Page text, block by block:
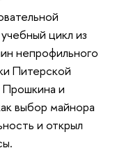
цикл из
непрофильного
Питерской
Прошкина и
выбор майнора
и открыл